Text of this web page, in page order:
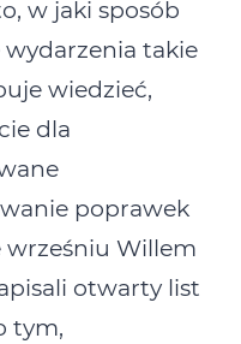
w jaki sposób
takie
wiedzieć,
dla
poprawek
wrześniu Willem
otwarty list
tym,